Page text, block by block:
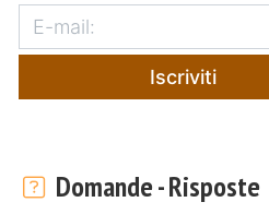
Iscriviti
Domande - Risposte